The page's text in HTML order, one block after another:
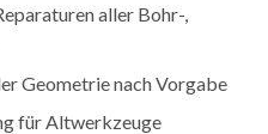
aller Bohr-,
Geometrie nach Vorgabe
für Altwerkzeuge